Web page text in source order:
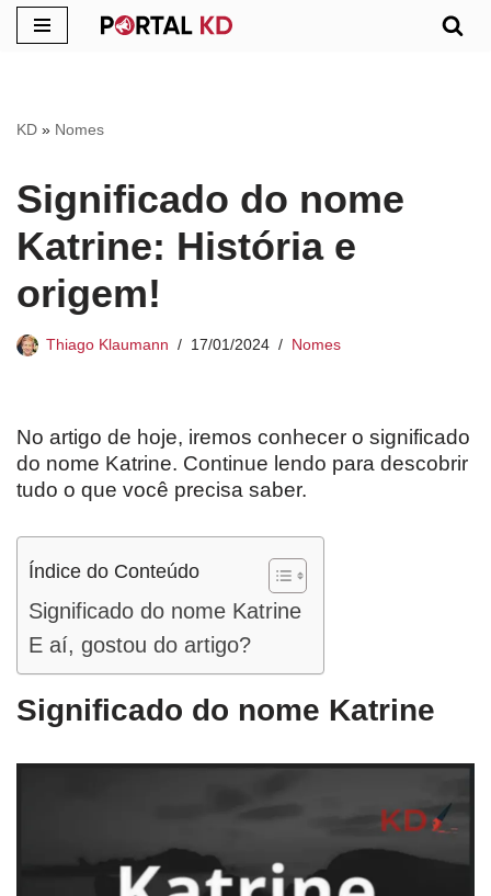
conteúdo
KD » Nomes
Significado do nome
Katrine: História e
origem!
Thiago Klaumann 17/01/2024 Nomes
No artigo de hoje, iremos conhecer o significado
do nome Katrine. Continue lendo para descobrir
tudo o que você precisa saber.
Índice do Conteúdo
Significado do nome Katrine
E aí, gostou do artigo?
Significado do nome Katrine